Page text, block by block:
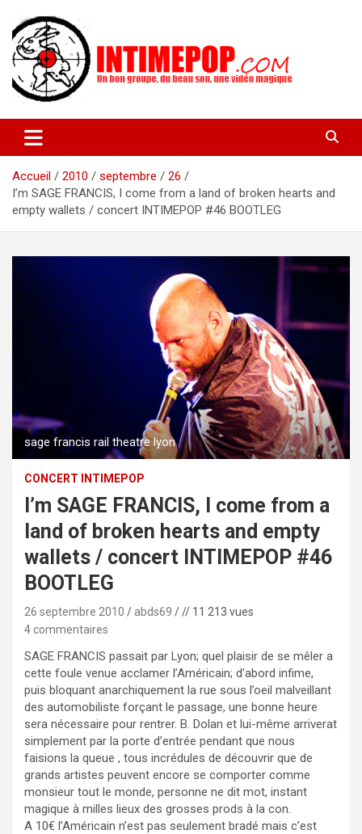
contenu
intimepop.com
actuelles pop rock, post-rock, indé sur Lyon. rock pop concert
lyon
Accueil
2010 septembre
26
I’m SAGE FRANCIS, I come from a land of broken hearts and
empty wallets / concert INTIMEPOP #46 BOOTLEG
sage francis rail theatre lyon
CONCERT INTIMEPOP
I’m SAGE FRANCIS, I come from a
land of broken hearts and empty
wallets / concert INTIMEPOP #46
BOOTLEG
26 septembre 2010 abds69
// 11 213 vues
4 commentaires
SAGE FRANCIS passait par Lyon; quel plaisir de se mêler a
cette foule venue acclamer l’Américain; d’abord infime,
puis bloquant anarchiquement la rue sous l’oeil malveillant
des automobiliste forçant le passage, une bonne heure
sera nécessaire pour rentrer. B. Dolan et lui-même arriverat
simplement par la porte d’entrée pendant que nous
faisions la queue , tous incrédules de découvrir que de
grands artistes peuvent encore se comporter comme
monsieur tout le monde, personne ne dit mot, instant
magique à milles lieux des grosses prods à la con.
A 10€ l’Américain n’est pas seulement bradé mais c’est